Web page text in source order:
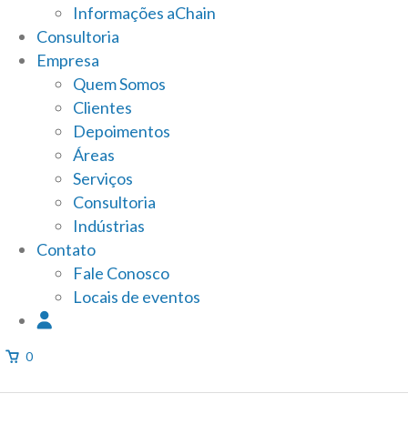
Informações aChain
Consultoria
Empresa
Quem Somos
Clientes
Depoimentos
Áreas
Serviços
Consultoria
Indústrias
Contato
Fale Conosco
Locais de eventos
0